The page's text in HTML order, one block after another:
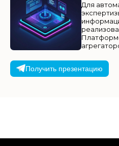
Для
Получить презентацию